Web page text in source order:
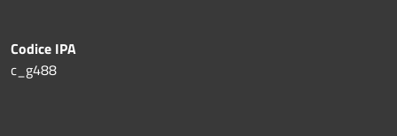
Codice IPA
c_g488